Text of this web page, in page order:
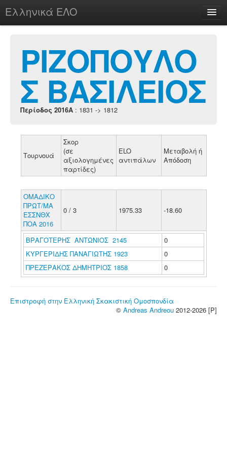
Ελληνικά ΕΛΟ
chesstu.be @ discord
Login
ΡΙΖΟΠΟΥΛΟ
Σ ΒΑΣΙΛΕΙΟΣ
Περίοδος 2016A : 1831 -> 1812
Τουρνουά
Σκορ
(σε
αξιολογημένες
παρτίδες)
ELO
αντιπάλων
Μεταβολή ή
Απόδοση
ΟΜΑΔΙΚΟ
ΠΡΩΤ/ΜΑ
ΕΣΣΝΘΧ
ΠΟΑ 2016
0 / 3 1975.33 -18.60
ΒΡΑΓΟΤΕΡΗΣ ΑΝΤΩΝΙΟΣ 2145
0
ΚΥΡΓΕΡΙΔΗΣ ΠΑΝΑΓΙΩΤΗΣ 1923
0
ΠΡΕΖΕΡΑΚΟΣ ΔΗΜΗΤΡΙΟΣ 1858
0
Επιστροφή στην Ελληνική Σκακιστική Ομοσπονδία
© Andreas Andreou 2012-2026 [P]